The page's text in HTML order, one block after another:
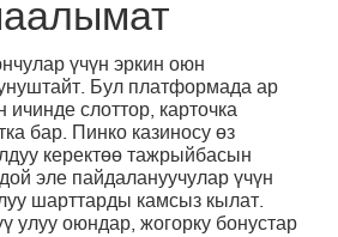
үчүн эркин оюн
Бул платформада ар
слоттор, карточка
бар. Пинко казиносу өз
керектөө тажрыйбасын
эле пайдалануучулар үчүн
шарттарды камсыз кылат.
улуу оюндар, жогорку бонустар